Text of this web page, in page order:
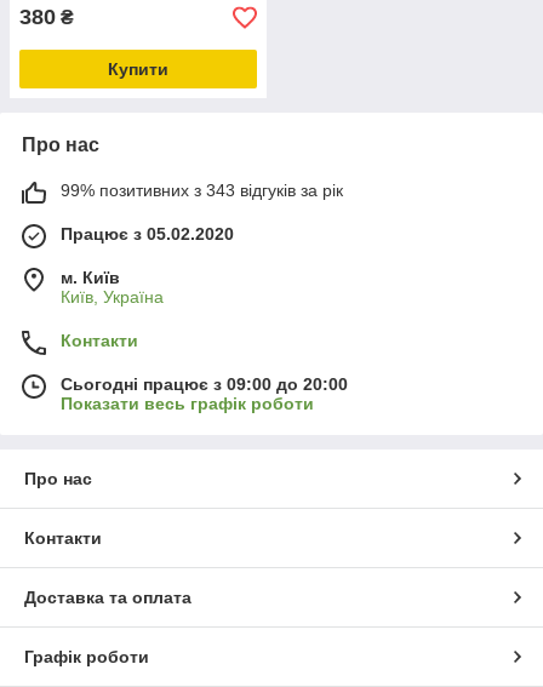
380 ₴
Купити
Про нас
99% позитивних з 343 відгуків за рік
Працює з 05.02.2020
м. Київ
Київ, Україна
Контакти
Сьогодні працює з 09:00 до 20:00
Показати весь графік роботи
Про нас
Контакти
Доставка та оплата
Графік роботи